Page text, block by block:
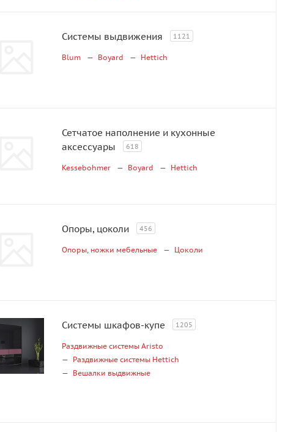
Системы выдвижения 1121
Blum Boyard Hettich
Сетчатое наполнение и кухонные
аксессуары
618
Kessebohmer Boyard Hettich
Опоры, цоколи 456
Опоры, ножки мебельные Цоколи
Системы шкафов-купе 1205
Раздвижные системы Aristo
Раздвижные системы Hettich
Вешалки выдвижные